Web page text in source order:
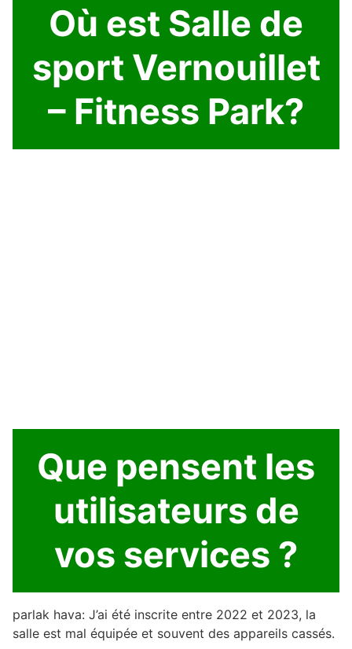
Où est Salle de
sport Vernouillet
– Fitness Park?
Que pensent les
utilisateurs de
vos services ?
parlak hava: J’ai été inscrite entre 2022 et 2023, la
salle est mal équipée et souvent des appareils cassés.